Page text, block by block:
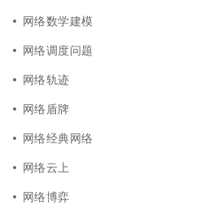
网络数学建模
网络调度问题
网络轨迹
网络盾牌
网络经典网络
网络云上
网络博弈